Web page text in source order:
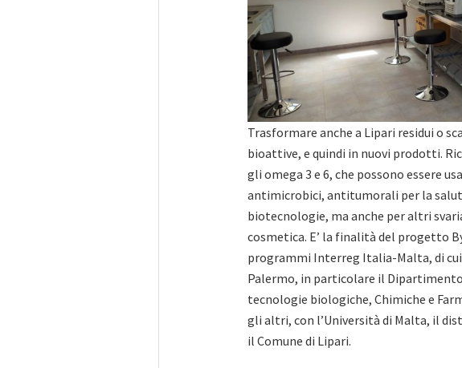
Trasformare anche a Lipari residui o
bioattive, e quindi in nuovi prodotti.
gli omega 3 e 6, che possono essere
antimicrobici, antitumorali per la
biotecnologie, ma anche per altri
cosmetica. E’ la finalità del progetto
programmi Interreg Italia-Malta, di cui
Palermo, in particolare il Dipartimento
tecnologie biologiche, Chimiche e
gli altri, con l’Università di Malta, il
il Comune di Lipari.